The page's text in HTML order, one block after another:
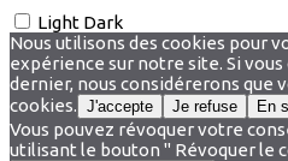
Light Dark
Nous utilisons des cookies pour
expérience sur notre site. Si
dernier, nous considérerons que
cookies. J'accepte Je refuse En
Vous pouvez révoquer votre
utilisant le bouton " Révoquer le